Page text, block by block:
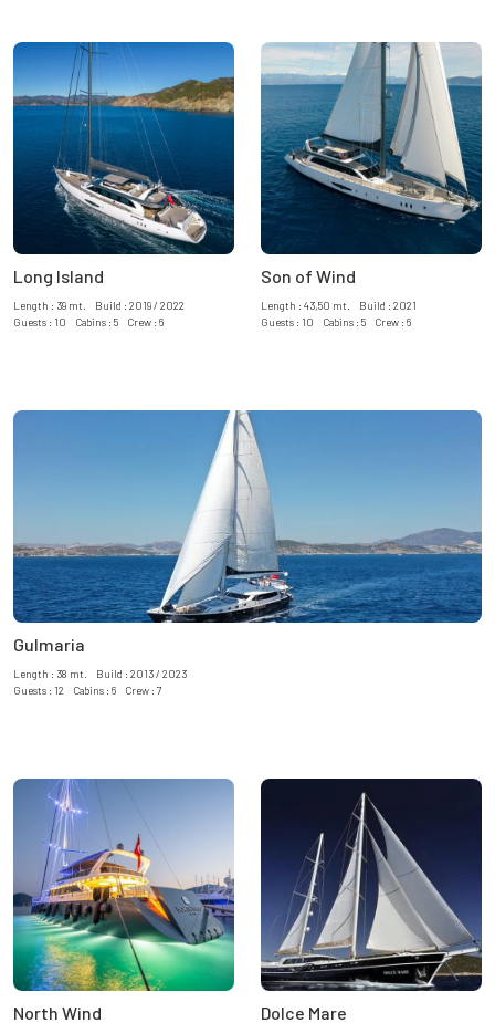
Long Island
Length : 39 mt. Build : 2019 / 2022
Guests : 10 Cabins : 5 Crew : 6
Son of Wind
Length : 43,50 mt. Build : 2021
Guests : 10 Cabins : 5 Crew : 6
Gulmaria
Length : 38 mt. Build : 2013 / 2023
Guests : 12 Cabins : 6 Crew : 7
North Wind Dolce Mare